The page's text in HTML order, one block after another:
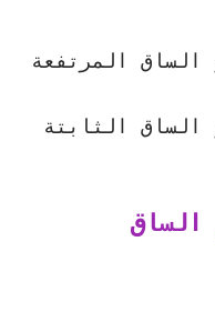
الساق المرتفعة
الساق الثابتة
الساق